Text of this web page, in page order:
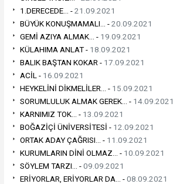
1.DERECEDE... -21.09.2021
BÜYÜK KONUŞMAMALI... -20.09.2021
GEMİ AZIYA ALMAK... - 19.09.2021
KÜLAHIMA ANLAT - 18.09.2021
BALIK BAŞTAN KOKAR - 17.09.2021
ACİL - 16.09.2021
HEYKELİNİ DİKMELİLER... - 15.09.2021
SORUMLULUK ALMAK GEREK... - 14.09.2021
KARNIMIZ TOK... - 13.09.2021
BOĞAZİÇİ ÜNİVERSİTESİ - 12.09.2021
ORTAK ADAY ÇAĞRISI... - 11.09.2021
KURUMLARIN DİNİ OLMAZ... - 10.09.2021
SÖYLEM TARZI... -09.09.2021
ERİYORLAR, ERİYORLAR DA... -08.09.2021